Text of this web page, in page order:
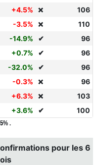
+4.5% ❌
106
-3.5% ❌
110
-14.9% ✔
96
+0.7% ✔
96
-32.0% ✔
96
-0.3% ❌
96
+6.3% ❌
103
+3.6% ✔ 100
.
pour les 6